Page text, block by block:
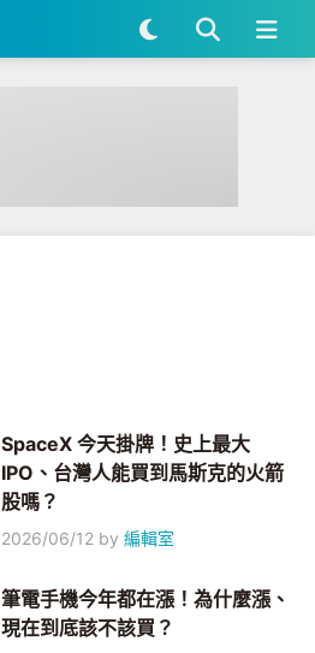
SpaceX 今天掛牌！史上最大
IPO、台灣人能買到馬斯克的火箭
股嗎？
2026/06/12 by編輯室
筆電手機今年都在漲！為什麼漲、
現在到底該不該買？